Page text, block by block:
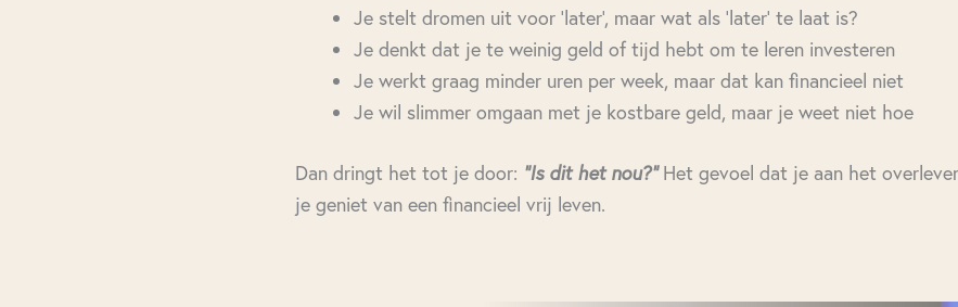
Je stelt dromen uit voor ‘later’, maar wat als ‘later’ te laat is?
Je denkt dat je te weinig geld of tijd hebt om te leren investeren
Je werkt graag minder uren per week, maar dat kan financieel niet
Je wil slimmer omgaan met je kostbare geld, maar je weet niet hoe
Dan dringt het tot je door: "Is dit het nou?" Het gevoel dat je aan het
je geniet van een financieel vrij leven.